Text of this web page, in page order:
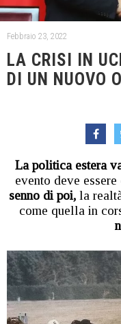
Febbraio 23, 2022
LA CRISI IN
DI UN NUOVO
La politica estera
evento deve
senno di poi, la
come quella in